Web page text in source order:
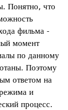
Понятно, что
фильма -
момент
по данному
Поэтому
ответом на
и
процесс.